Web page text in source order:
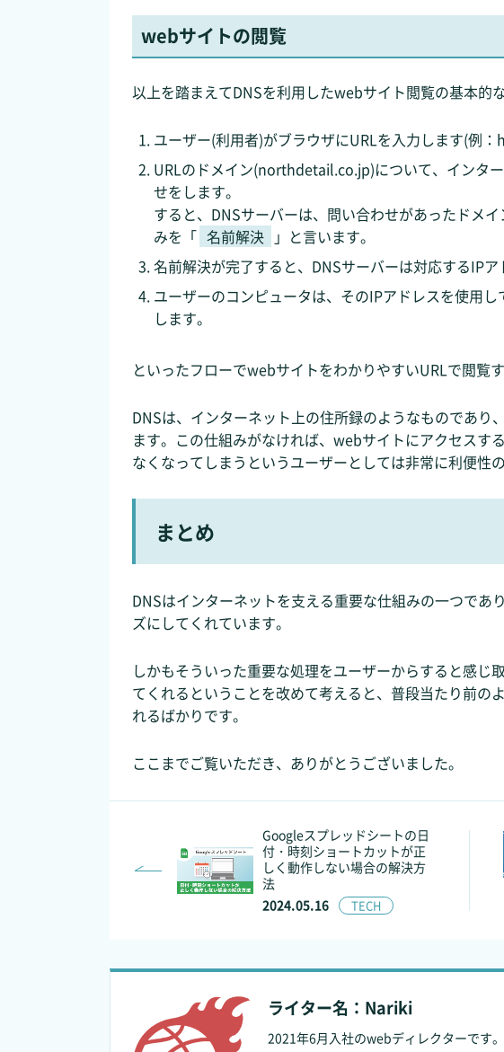
webサイトの閲覧
以上を踏まえてDNSを利用したwebサイト閲覧の基本的
ユーザー(利用者)がブラウザにURLを入力します(例
URLのドメイン(northdetail.co.jp)について、インタ
せをします。
すると、DNSサーバーは、問い合わせがあったドメ
みを「 名前解決
」と言います。
名前解決が完了すると、DNSサーバーは対応するIP
ユーザーのコンピュータは、そのIPアドレスを使用
します。
といったフローでwebサイトをわかりやすいURLで閲覧
DNSは、インターネット上の住所録のようなものであり
ます。この仕組みがなければ、webサイトにアクセスす
なくなってしまうというユーザーとしては非常に利便性
まとめ
DNSはインターネットを支える重要な仕組みの一つであ
ズにしてくれています。
しかもそういった重要な処理をユーザーからすると感じ
てくれるということを改めて考えると、普段当たり前の
れるばかりです。
ここまでご覧いただき、ありがとうございました。
2024.05.16 TECH
Googleスプレッドシートの日
付・時刻ショートカットが正
しく動作しない場合の解決方
法
ライター名：Nariki
2021年6月入社のwebディレクターです。